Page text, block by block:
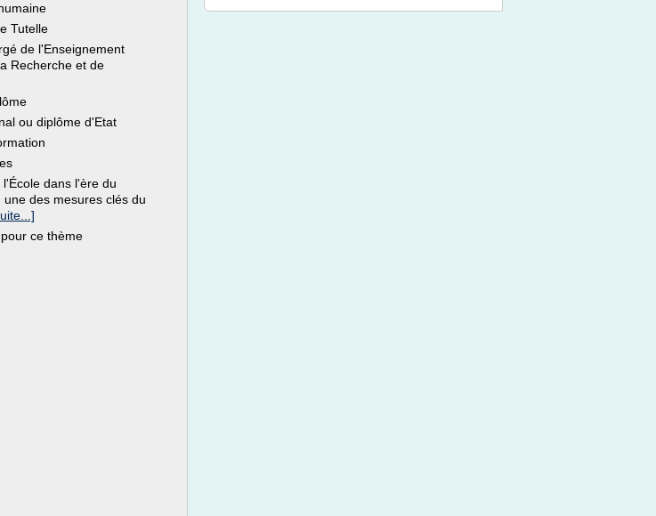
Tutelle
de l'Enseignement
Recherche et de
ou diplôme d'Etat
dans l'ère du
une des mesures clés du
pour ce thème